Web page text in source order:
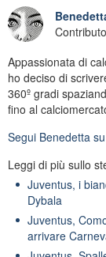
Appassionata di
ho deciso di
360º gradi
fino al
Segui Benedetta
Leggi di più sullo
Juventus, i
Dybala
Juventus,
arrivare